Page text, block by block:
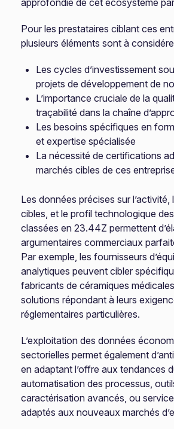
approfondie de cet écosystème
Pour les prestataires ciblant ces
plusieurs éléments sont à
Les cycles d’investissement
projets de développement de
L’importance cruciale de la
traçabilité dans la chaîne
Les besoins spécifiques en
et expertise spécialisée
La nécessité de certifications
marchés cibles de ces
Les données précises sur l’activité,
cibles, et le profil technologique
classées en 23.44Z permettent
argumentaires commerciaux
Par exemple, les fournisseurs
analytiques peuvent cibler
fabricants de céramiques
solutions répondant à leurs
réglementaires particulières.
L’exploitation des données
sectorielles permet également
en adaptant l’offre aux tendances
automatisation des processus,
caractérisation avancés, ou
adaptés aux nouveaux marchés